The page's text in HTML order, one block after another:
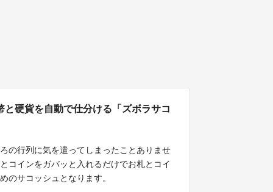
硬貨を自動で仕分ける「ズボラサコ
の行列に気を遣ってしまったことありませ
コインをガバッと入れるだけでお札とコイ
のサコッシュとなります。